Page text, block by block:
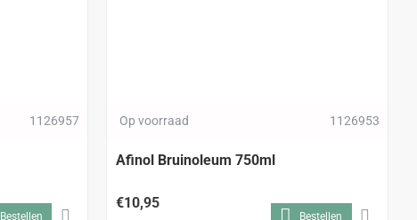
1126957
Bestellen
Op voorraad 1126953
Afinol Bruinoleum 750ml
€10,95
Bestellen